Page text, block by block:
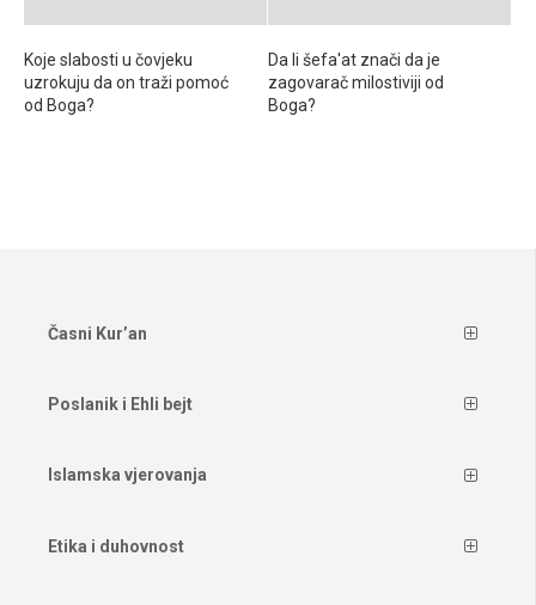
Koje slabosti u čovjeku
uzrokuju da on traži pomoć
od Boga?
Da li šefa'at znači da je
zagovarač milostiviji od
Boga?
Časni Kur’an
Poslanik i Ehli bejt
Islamska vjerovanja
Etika i duhovnost